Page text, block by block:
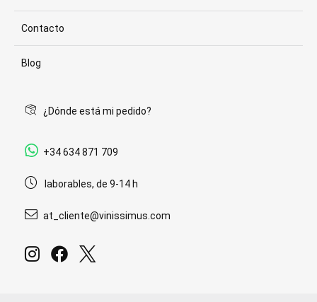
Contacto
Blog
¿Dónde está mi pedido?
+34 634 871 709
laborables, de 9-14 h
at_cliente@vinissimus.com